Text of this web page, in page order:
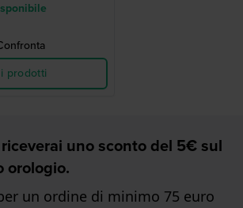
prodotti
uno sconto del 5€ sul
orologio.
un ordine di minimo 75 euro